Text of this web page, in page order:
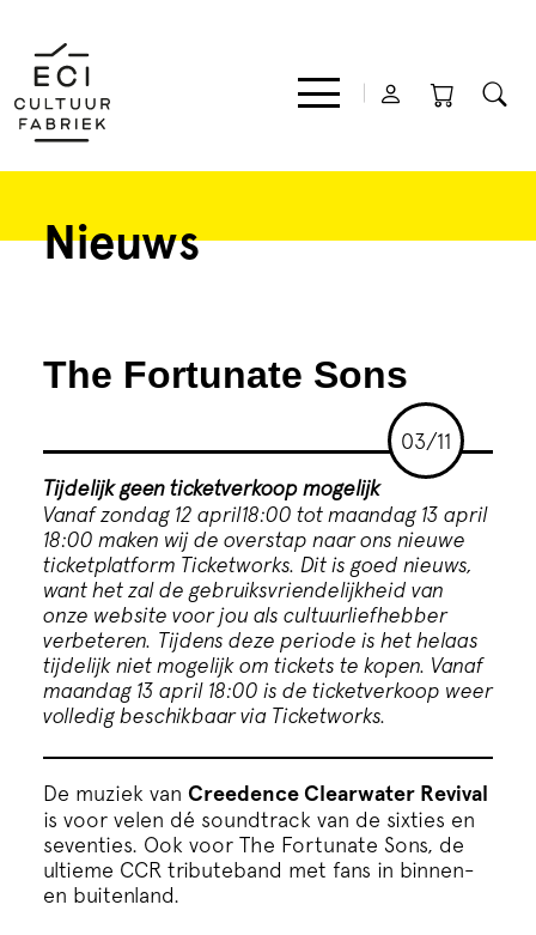
Film
Theater
Cursus
Onderwijs
ECI Cultuurcafé
Over ons
Contact
Nieuws
The Fortunate Sons
03/11
Tijdelijk geen ticketverkoop mogelijk
Vanaf zondag 12 april18:00 tot maandag 13 april
18:00 maken wij de overstap naar ons nieuwe
ticketplatform Ticketworks. Dit is goed nieuws,
want het zal de gebruiksvriendelijkheid van
onze website voor jou als cultuurliefhebber
verbeteren. Tijdens deze periode is het helaas
tijdelijk niet mogelijk om tickets te kopen. Vanaf
maandag 13 april 18:00 is de ticketverkoop weer
volledig beschikbaar via Ticketworks.
De muziek van Creedence Clearwater Revival
is voor velen dé soundtrack van de sixties en
seventies. Ook voor The Fortunate Sons, de
ultieme CCR tributeband met fans in binnen-
en buitenland.